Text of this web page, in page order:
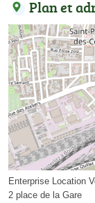
Plan et
Enterprise Location
2 place de la Gare